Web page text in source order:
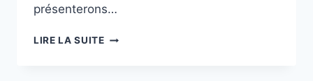
présenterons…
LIRE LA SUITE